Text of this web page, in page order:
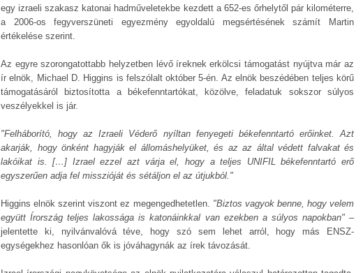
egy izraeli szakasz katonai hadműveletekbe kezdett a 652-es őrhelytől pár kilométerre,
a 2006-os fegyverszüneti egyezmény egyoldalú megsértésének számít Martin
értékelése szerint.
Az egyre szorongatottabb helyzetben lévő íreknek erkölcsi támogatást nyújtva már az
ír elnök, Michael D. Higgins is felszólalt október 5-én. Az elnök beszédében teljes körű
támogatásáról biztosította a békefenntartókat, közölve, feladatuk sokszor súlyos
veszélyekkel is jár.
"Felháborító, hogy az Izraeli Véderő nyíltan fenyegeti békefenntartó erőinket. Azt
akarják, hogy önként hagyják el állomáshelyüket, és az az által védett falvakat és
lakóikat is. […] Izrael ezzel azt várja el, hogy a teljes UNIFIL békefenntartó erő
egyszerűen adja fel misszióját és sétáljon el az útjukból."
Higgins elnök szerint viszont ez megengedhetetlen. "Biztos vagyok benne, hogy velem
együtt Írország teljes lakossága is katonáinkkal van ezekben a súlyos napokban"–
jelentette ki, nyilvánvalóvá téve, hogy szó sem lehet arról, hogy más ENSZ-
egységekhez hasonlóan ők is jóváhagynák az írek távozását.